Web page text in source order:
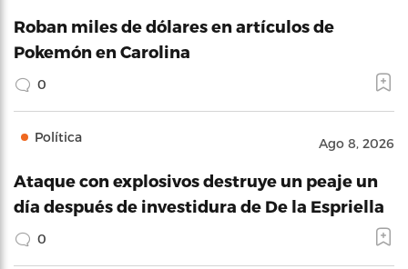
Roban miles de dólares en artículos de
Pokemón en Carolina
0
Política Ago 8, 2026
Ataque con explosivos destruye un peaje un
día después de investidura de De la Espriella
0